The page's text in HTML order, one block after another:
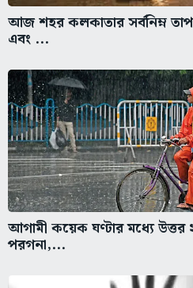
আজ শহর কলকাতার সর্বনিম্ন
এবং ...
আগামী কয়েক ঘণ্টার মধ্যে উত্তর
পরগনা,...